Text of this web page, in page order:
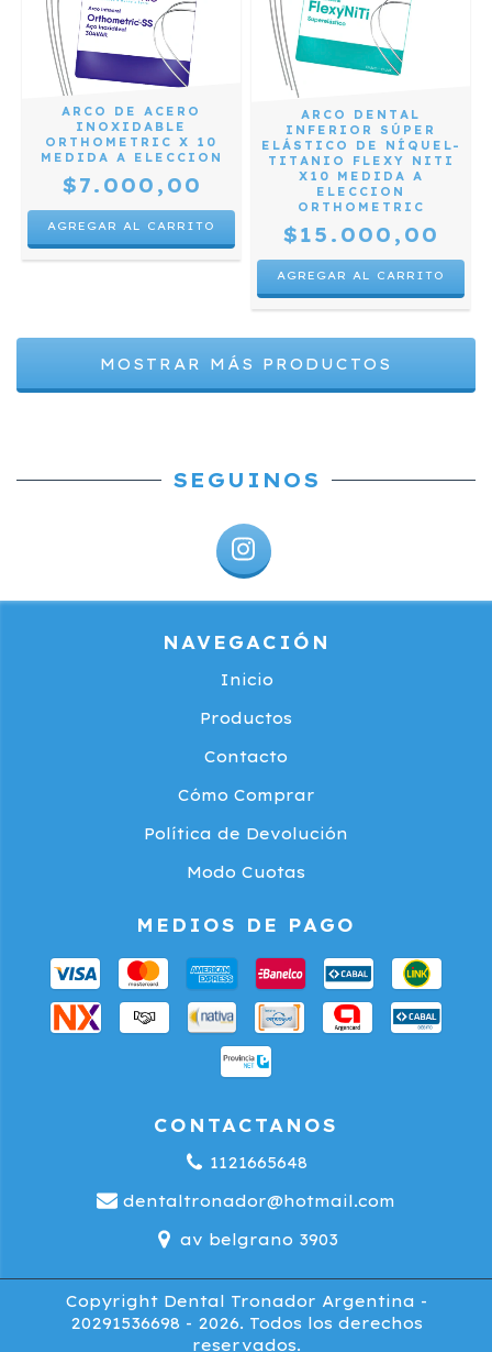
ARCO DE ACERO
INOXIDABLE
ORTHOMETRIC X 10
MEDIDA A ELECCION
$7.000,00
AGREGAR AL CARRITO
ARCO DENTAL
INFERIOR SÚPER
ELÁSTICO DE NÍQUEL-
TITANIO FLEXY NITI
X10 MEDIDA A
ELECCION
ORTHOMETRIC
$15.000,00
AGREGAR AL CARRITO
MOSTRAR MÁS PRODUCTOS
SEGUINOS
NAVEGACIÓN
Inicio
Productos
Contacto
Cómo Comprar
Política de Devolución
Modo Cuotas
MEDIOS DE PAGO
CONTACTANOS
1121665648
dentaltronador@hotmail.com
av belgrano 3903
Copyright Dental Tronador Argentina -
20291536698 - 2026. Todos los derechos
reservados.